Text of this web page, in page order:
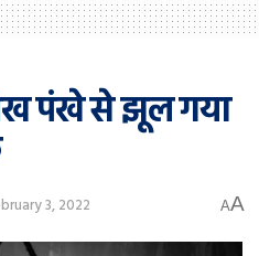
पंखे से झूल गया
3, 2022 AA